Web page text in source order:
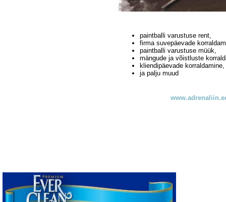
paintballi varustuse rent,
firma suvepäevade
paintballi varustuse müük,
mängude ja võistluste
kliendipäevade korraldamine,
ja palju muud